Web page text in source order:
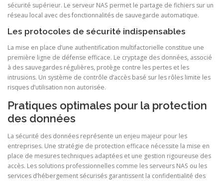
sécurité supérieur. Le serveur NAS permet le partage de fichiers sur un
réseau local avec des fonctionnalités de sauvegarde automatique.
Les protocoles de sécurité indispensables
La mise en place d’une authentification multifactorielle constitue une
première ligne de défense efficace. Le cryptage des données, associé
à des sauvegardes régulières, protège contre les pertes et les
intrusions. Un système de contrôle d’accès basé sur les rôles limite les
risques d’utilisation non autorisée.
Pratiques optimales pour la protection
des données
La sécurité des données représente un enjeu majeur pour les
entreprises. Une stratégie de protection efficace nécessite la mise en
place de mesures techniques adaptées et une gestion rigoureuse des
accès. Les solutions professionnelles comme les serveurs NAS ou les
services d’hébergement sécurisés garantissent la confidentialité des